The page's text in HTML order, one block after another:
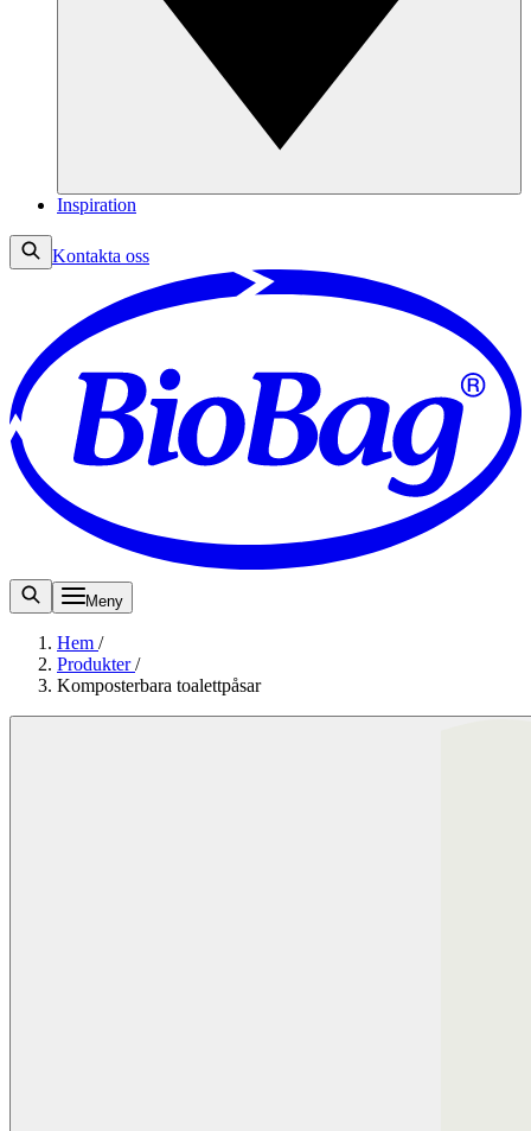
Inspiration
Kontakta oss
Meny
Hem /
Produkter/
Komposterbara toalettpåsar